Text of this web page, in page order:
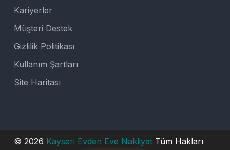
Kariyerler
Müşteri Destek
Gizlilik Politikası
Kullanım Şartları
Site Haritası
© 2026 Kayseri Evden Eve Nakliyat Tüm Hakları